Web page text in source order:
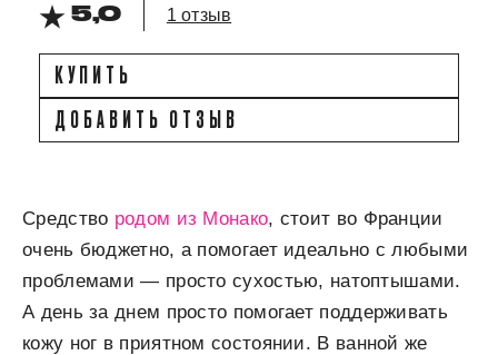
5,0
1 отзыв
КУПИТЬ
ДОБАВИТЬ ОТЗЫВ
Средство родом из Монако, стоит во Франции
очень бюджетно, а помогает идеально с любыми
проблемами — просто сухостью, натоптышами.
А день за днем просто помогает поддерживать
кожу ног в приятном состоянии. В ванной же